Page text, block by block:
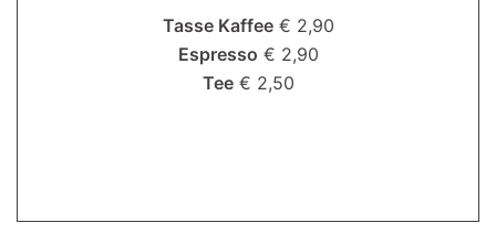
Tasse Kaffee€ 2,90
Espresso € 2,90
Tee€ 2,50